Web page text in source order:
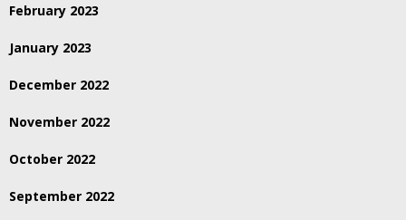
February 2023
January 2023
December 2022
November 2022
October 2022
September 2022